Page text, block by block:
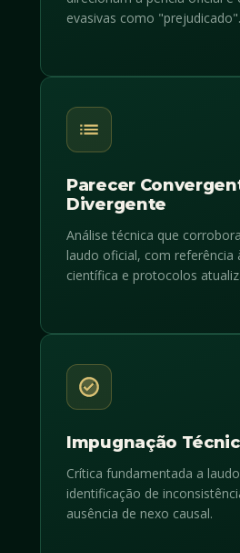
evasivas como "prejudicado".
Parecer
Divergente
Análise técnica que
laudo oficial, com referência
científica e protocolos
Impugnação
Crítica fundamentada a
identificação de
ausência de nexo causal.